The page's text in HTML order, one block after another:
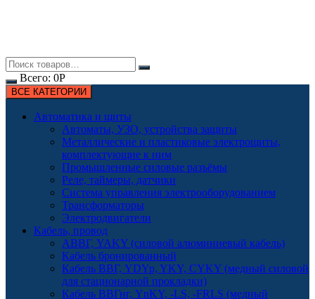
Всего: 0Р
ВСЕ КАТЕГОРИИ
Автоматика и щиты
Автоматы, УЗО, устройства защиты
Металлические и пластиковые электрощиты,
комплектующие к ним
Промышленные силовые разъёмы
Реле, таймеры, датчики
Система управления электрооборудованием
Трансформаторы
Электродвигатели
Кабель, провод
АВВГ, YAKY (силовой алюминиевый кабель)
Кабель бронированный
Кабель ВВГ, YDYp, YKY, CYKY (медный силовой
для стационарной прокладки)
Кабель ВВГнг, YnKY, -LS, -FRLS (медный